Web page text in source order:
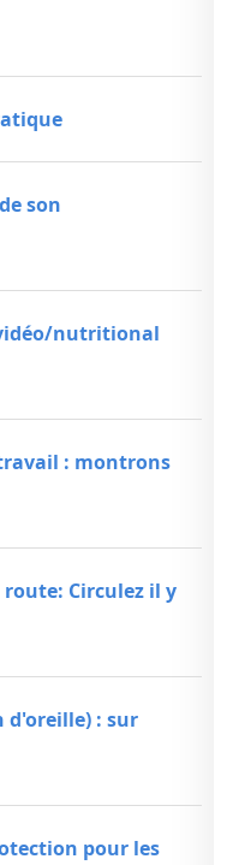
son
nutritional
: montrons
Circulez il y
d'oreille) : sur
pour les